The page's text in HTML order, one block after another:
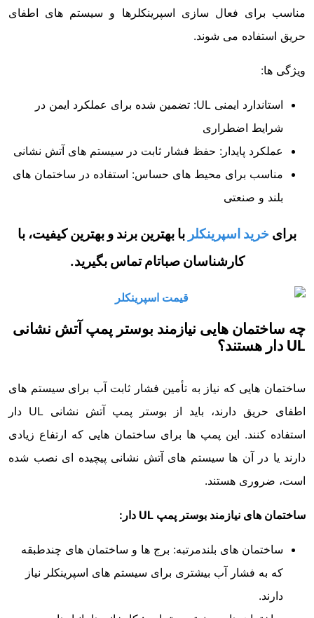
مناسب برای فعال سازی اسپرینکلرها و سیستم های اطفای
حریق استفاده می شوند.
ویژگی ها:
استاندارد ایمنی UL: تضمین شده برای عملکرد ایمن در
شرایط اضطراری
عملکرد پایدار: حفظ فشار ثابت در سیستم های آتش نشانی
مناسب برای محیط های حساس: استفاده در ساختمان های
بلند و صنعتی
برای خرید اسپرینکلر با بهترین برند و بهترین کیفیت، با
کارشناسان صباتام تماس بگیرید.
چه ساختمان هایی نیازمند بوستر پمپ آتش نشانی
UL دار هستند؟
ساختمان هایی که نیاز به تأمین فشار ثابت آب برای سیستم های
اطفای حریق دارند، باید از بوستر پمپ آتش نشانی UL دار
استفاده کنند. این پمپ ها برای ساختمان هایی که ارتفاع زیادی
دارند یا در آن ها سیستم های آتش نشانی پیچیده ای نصب شده
است، ضروری هستند.
ساختمان های نیازمند بوستر پمپ UL دار:
ساختمان های بلندمرتبه: برج ها و ساختمان های چندطبقه
که به فشار آب بیشتری برای سیستم های اسپرینکلر نیاز
دارند.